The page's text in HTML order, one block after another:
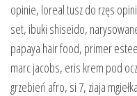
opinie, loreal tusz do rzęs
set, ibuki shiseido,
papaya hair food, primer
marc jacobs, eris krem pod
grzebień afro, si 7, ziaja